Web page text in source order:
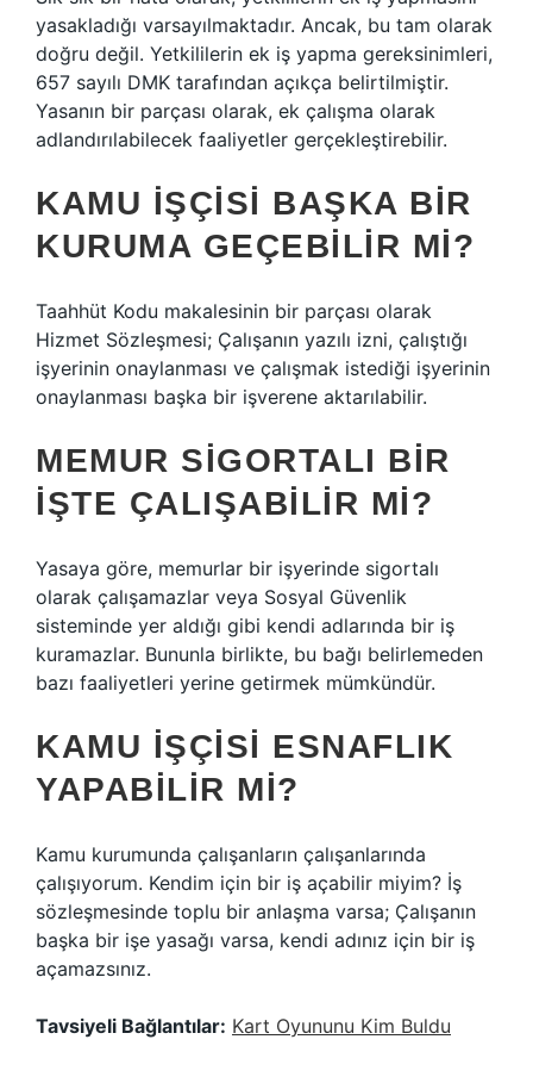
yasakladığı varsayılmaktadır. Ancak, bu tam olarak
doğru değil. Yetkililerin ek iş yapma gereksinimleri,
657 sayılı DMK tarafından açıkça belirtilmiştir.
Yasanın bir parçası olarak, ek çalışma olarak
adlandırılabilecek faaliyetler gerçekleştirebilir.
KAMU IŞÇISI BAŞKA BIR
KURUMA GEÇEBILIR MI?
Taahhüt Kodu makalesinin bir parçası olarak
Hizmet Sözleşmesi; Çalışanın yazılı izni, çalıştığı
işyerinin onaylanması ve çalışmak istediği işyerinin
onaylanması başka bir işverene aktarılabilir.
MEMUR SIGORTALI BIR
IŞTE ÇALIŞABILIR MI?
Yasaya göre, memurlar bir işyerinde sigortalı
olarak çalışamazlar veya Sosyal Güvenlik
sisteminde yer aldığı gibi kendi adlarında bir iş
kuramazlar. Bununla birlikte, bu bağı belirlemeden
bazı faaliyetleri yerine getirmek mümkündür.
KAMU IŞÇISI ESNAFLIK
YAPABILIR MI?
Kamu kurumunda çalışanların çalışanlarında
çalışıyorum. Kendim için bir iş açabilir miyim? İş
sözleşmesinde toplu bir anlaşma varsa; Çalışanın
başka bir işe yasağı varsa, kendi adınız için bir iş
açamazsınız.
Tavsiyeli Bağlantılar: Kart Oyununu Kim Buldu